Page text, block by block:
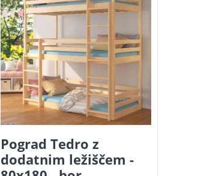
Pograd Tedro z
dodatnim ležiščem -